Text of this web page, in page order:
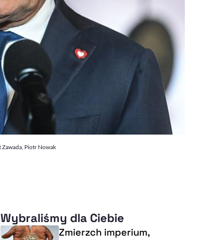
Zawada, Piotr Nowak
Wybraliśmy dla Ciebie
Zmierzch imperium,